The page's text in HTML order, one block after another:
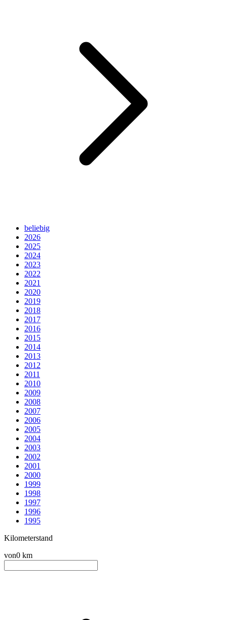
beliebig
2026
2025
2024
2023
2022
2021
2020
2019
2018
2017
2016
2015
2014
2013
2012
2011
2010
2009
2008
2007
2006
2005
2004
2003
2002
2001
2000
1999
1998
1997
1996
1995
Kilometerstand
von0 km